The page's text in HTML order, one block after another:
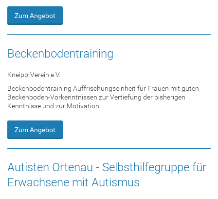
Zum Angebot
Beckenbodentraining
Kneipp-Verein e.V.
Beckenbodentraining Auffrischungseinheit für Frauen mit guten
Beckenboden-Vorkenntnissen zur Vertiefung der bisherigen
Kenntnisse und zur Motivation
Zum Angebot
Autisten Ortenau - Selbsthilfegruppe für
Erwachsene mit Autismus